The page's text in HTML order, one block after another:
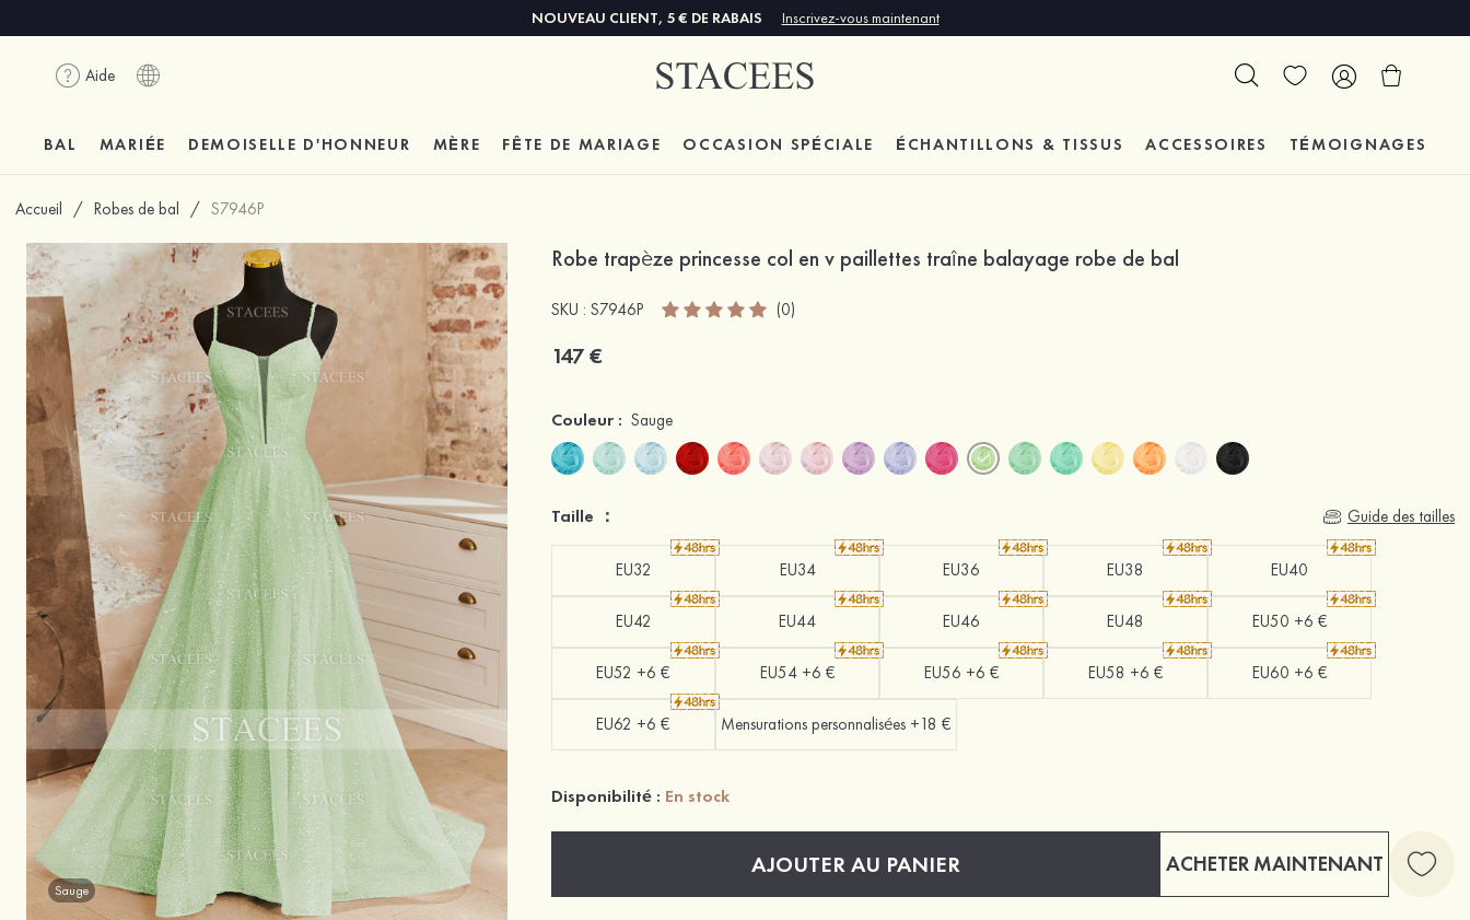
NOUVEAU CLIENT, 5 € DE RABAIS Inscrivez-vous maintenant
Aide
BAL MARIÉE DEMOISELLE D'HONNEUR MÈRE FÊTE DE MARIAGE OCCASION SPÉCIALE ÉCHANTILLONS & TISSUS ACCESSOIRES TÉMOIGNAGES
Accueil / Robes de bal / S7946P
Sauge
Robe trapèze princesse col en v paillettes traîne balayage robe de bal
SKU : S7946P (0)
147 €
Couleur : Sauge
Taille ： Guide des tailles
EU32 EU34 EU36 EU38 EU40
EU42 EU44 EU46 EU48 EU50 +6 €
EU52 +6 € EU54 +6 € EU56 +6 € EU58 +6 € EU60 +6 €
EU62 +6 € Mensurations personnalisées +18 €
Disponibilité : En stock
AJOUTER AU PANIER ACHETER MAINTENANT